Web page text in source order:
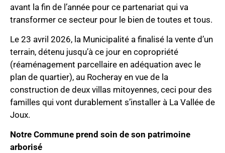
avant la fin de l’année pour ce partenariat qui va
transformer ce secteur pour le bien de toutes et tous.
Le 23 avril 2026, la Municipalité a finalisé la vente d’un
terrain, détenu jusqu’à ce jour en copropriété
(réaménagement parcellaire en adéquation avec le
plan de quartier), au Rocheray en vue de la
construction de deux villas mitoyennes, ceci pour des
familles qui vont durablement s’installer à La Vallée de
Joux.
Notre Commune prend soin de son patrimoine
arborisé